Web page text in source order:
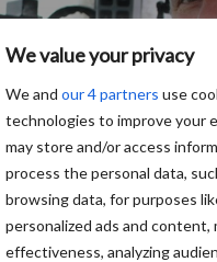
We value your privacy
We and our 4 partners use
technologies to improve your
may store and/or access
process the personal data,
browsing data, for purposes
personalized ads and content,
effectiveness, analyzing